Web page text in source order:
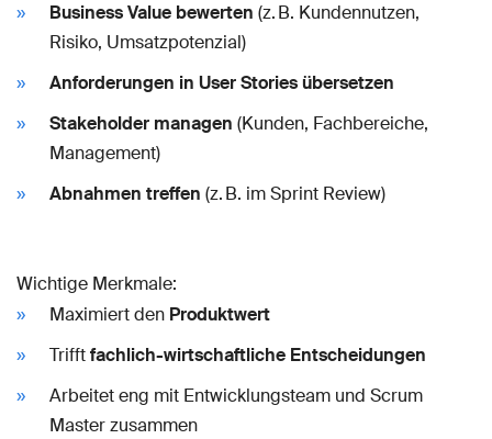
Business Value bewerten (z. B. Kundennutzen,
Risiko, Umsatzpotenzial)
Anforderungen in User Stories übersetzen
Stakeholder managen (Kunden, Fachbereiche,
Management)
Abnahmen treffen (z. B. im Sprint Review)
Wichtige Merkmale:
Maximiert den Produktwert
Trifftfachlich-wirtschaftliche Entscheidungen
Arbeitet eng mit Entwicklungsteam und Scrum
Master zusammen